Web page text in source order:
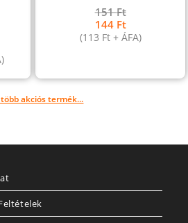
151Ft
144 Ft
(113 Ft+ ÁFA)
akciós termék...